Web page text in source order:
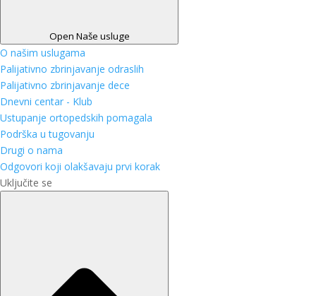
Open Naše usluge
O našim uslugama
Palijativno zbrinjavanje odraslih
Palijativno zbrinjavanje dece
Dnevni centar - Klub
Ustupanje ortopedskih pomagala
Podrška u tugovanju
Drugi o nama
Odgovori koji olakšavaju prvi korak
Uključite se